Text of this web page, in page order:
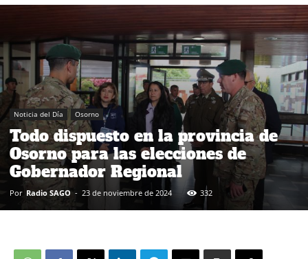
Noticia del Día Osorno
Todo dispuesto en la provincia de
Osorno para las elecciones de
Gobernador Regional
Por Radio SAGO - 23 de noviembre de 2024 332